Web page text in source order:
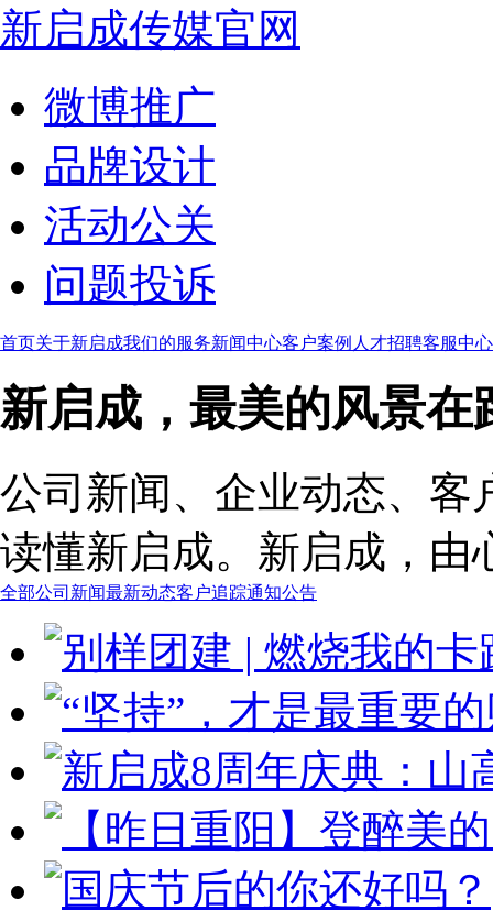
新启成传媒官网
微博推广
品牌设计
活动公关
问题投诉
首页关于新启成我们的服务新闻中心客户案例 人才招聘客服中心
新启成，最美的风景在
公司新闻、企业动态、客
读懂新启成。新启成，由
全部公司新闻最新动态客户追踪通知公告